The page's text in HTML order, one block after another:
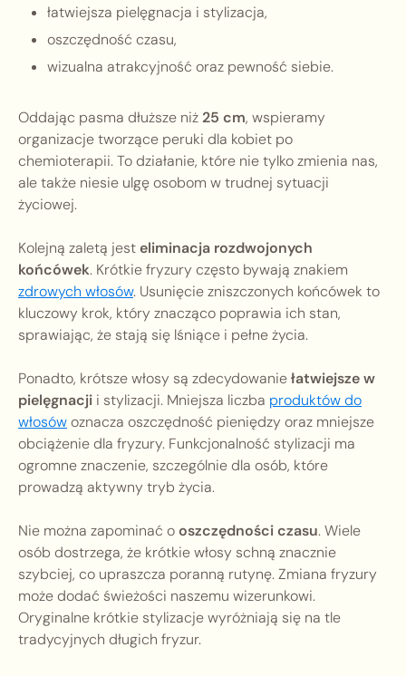
łatwiejsza pielęgnacja i stylizacja,
oszczędność czasu,
wizualna atrakcyjność oraz pewność siebie.
Oddając pasma dłuższe niż25 cm, wspieramy
organizacje tworzące peruki dla kobiet po
chemioterapii. To działanie, które nie tylko zmienia nas,
ale także niesie ulgę osobom w trudnej sytuacji
życiowej.
Kolejną zaletą jesteliminacja rozdwojonych
końcówek. Krótkie fryzury często bywają znakiem
zdrowych włosów. Usunięcie zniszczonych końcówek to
kluczowy krok, który znacząco poprawia ich stan,
sprawiając, że stają się lśniące i pełne życia.
Ponadto, krótsze włosy są zdecydowaniełatwiejsze w
pielęgnacji i stylizacji. Mniejsza liczba produktów do
włosówoznacza oszczędność pieniędzy oraz mniejsze
obciążenie dla fryzury. Funkcjonalność stylizacji ma
ogromne znaczenie, szczególnie dla osób, które
prowadzą aktywny tryb życia.
Nie można zapominać ooszczędności czasu. Wiele
osób dostrzega, że krótkie włosy schną znacznie
szybciej, co upraszcza poranną rutynę. Zmiana fryzury
może dodać świeżości naszemu wizerunkowi.
Oryginalne krótkie stylizacje wyróżniają się na tle
tradycyjnych długich fryzur.